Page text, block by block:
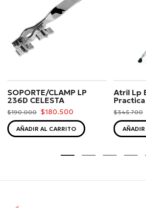
SOPORTE/CLAMP LP
236D CELESTA
$190.000 $180.500
AÑADIR AL CARRITO
Atril Lp
Practica
$345.700